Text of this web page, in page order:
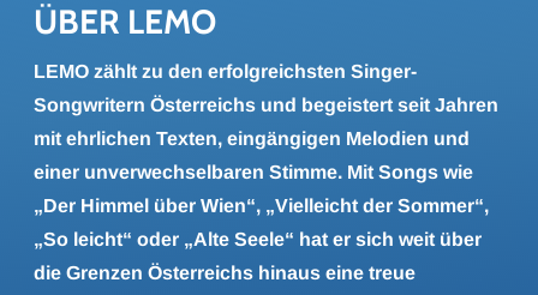
ÜBER LEMO
LEMO zählt zu den erfolgreichsten Singer-
Songwritern Österreichs und begeistert seit Jahren
mit ehrlichen Texten, eingängigen Melodien und
einer unverwechselbaren Stimme. Mit Songs wie
„Der Himmel über Wien“, „Vielleicht der Sommer“,
„So leicht“ oder „Alte Seele“ hat er sich weit über
die Grenzen Österreichs hinaus eine treue